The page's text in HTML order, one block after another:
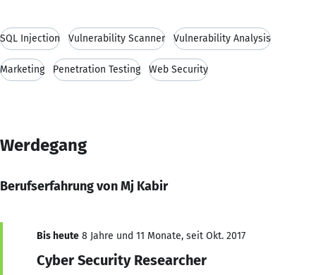
SQL Injection Vulnerability Scanner Vulnerability Analysis
Marketing Penetration Testing Web Security
Werdegang
Berufserfahrung von Mj Kabir
Bis heute 8 Jahre und 11 Monate, seit Okt. 2017
Cyber Security Researcher